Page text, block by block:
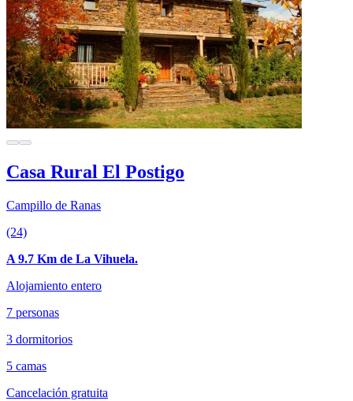
Casa Rural El Postigo
Campillo de Ranas
(24)
A 9.7 Km de La Vihuela.
Alojamiento entero
7 personas
3 dormitorios
5 camas
Cancelación gratuita